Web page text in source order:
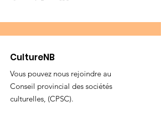
CultureNB
Vous pouvez nous rejoindre au
Conseil provincial des sociétés
culturelles, (CPSC).